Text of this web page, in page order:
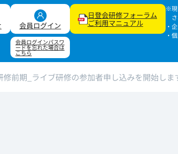
会員ログイン
会員ログインパスワ
ードを忘れた場合は
こちら
日登会研修フォーラム
ご利用マニュアル
※現
・
・
前期_ライブ研修の参加者申し込みを開始しま